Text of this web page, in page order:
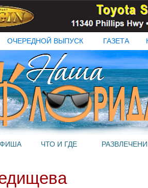
ОЧЕРЕДНОЙ ВЫПУСК ГАЗЕТА
ЧТО И ГДЕ